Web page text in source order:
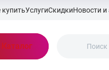
купитьУслугиСкидкиНовости и
Каталог